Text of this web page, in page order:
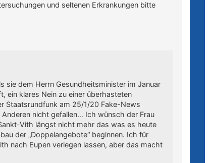
und seltenen Erkrankungen bitte
sie dem Herrn Gesundheitsminister im Januar
ein klares Nein zu einer überhasteten
Staatsrundfunk am 25/1/20 Fake-News
nicht gefallen… Ich wünsch der Frau
Vith längst nicht mehr das was es heute
der „Doppelangebote“ beginnen. Ich für
nach Eupen verlegen lassen, aber das macht